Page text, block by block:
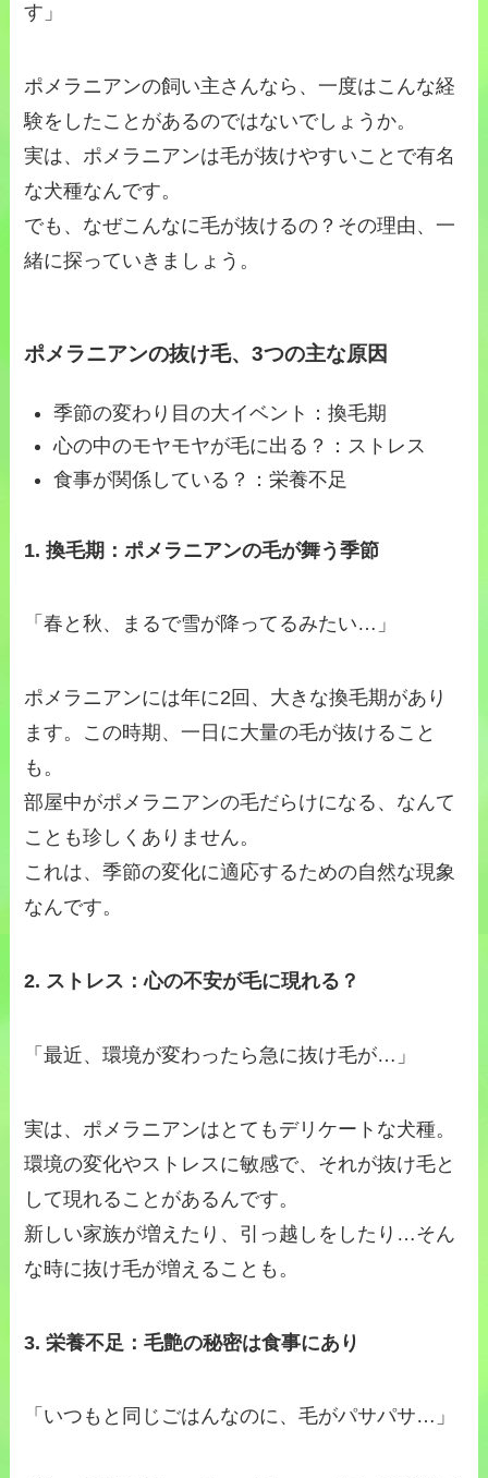
す」
ポメラニアンの飼い主さんなら、一度はこんな経
験をしたことがあるのではないでしょうか。
実は、ポメラニアンは毛が抜けやすいことで有名
な犬種なんです。
でも、なぜこんなに毛が抜けるの？その理由、一
緒に探っていきましょう。
ポメラニアンの抜け毛、3つの主な原因
季節の変わり目の大イベント：換毛期
心の中のモヤモヤが毛に出る？：ストレス
食事が関係している？：栄養不足
1. 換毛期：ポメラニアンの毛が舞う季節
「春と秋、まるで雪が降ってるみたい…」
ポメラニアンには年に2回、大きな換毛期があり
ます。この時期、一日に大量の毛が抜けること
も。
部屋中がポメラニアンの毛だらけになる、なんて
ことも珍しくありません。
これは、季節の変化に適応するための自然な現象
なんです。
2. ストレス：心の不安が毛に現れる？
「最近、環境が変わったら急に抜け毛が…」
実は、ポメラニアンはとてもデリケートな犬種。
環境の変化やストレスに敏感で、それが抜け毛と
して現れることがあるんです。
新しい家族が増えたり、引っ越しをしたり…そん
な時に抜け毛が増えることも。
3. 栄養不足：毛艶の秘密は食事にあり
「いつもと同じごはんなのに、毛がパサパサ…」